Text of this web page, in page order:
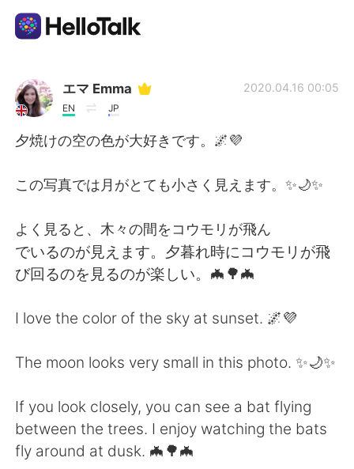
Language Exchange App
AI Grammar Checker
简体中文 繁體中文
Español العربية
Français Deutsch
日本語 한국어
Русский
Indonesia Italiano
エマ Emma
EN JP
2020.04.16 00:05
夕焼けの空の色が大好きです。🌌💜
この写真では月がとても小さく見えます。✨🌙✨
よく見ると、木々の間をコウモリが飛ん
でいるのが見えます。夕暮れ時にコウモリが飛
び回るのを見るのが楽しい。🦇🌳🦇
I love the color of the sky at sunset. 🌌💜
The moon looks very small in this photo. ✨🌙✨
If you look closely, you can see a bat flying
between the trees. I enjoy watching the bats
fly around at dusk. 🦇🌳🦇